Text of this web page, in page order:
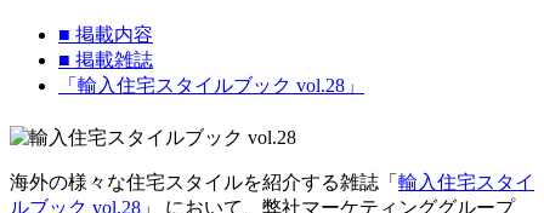
■ 掲載内容
■ 掲載雑誌
「輸入住宅スタイルブック vol.28」
海外の様々な住宅スタイルを紹介する雑誌「 輸入住宅スタイ
ルブック vol.28 」 において、弊社マーケティンググループ